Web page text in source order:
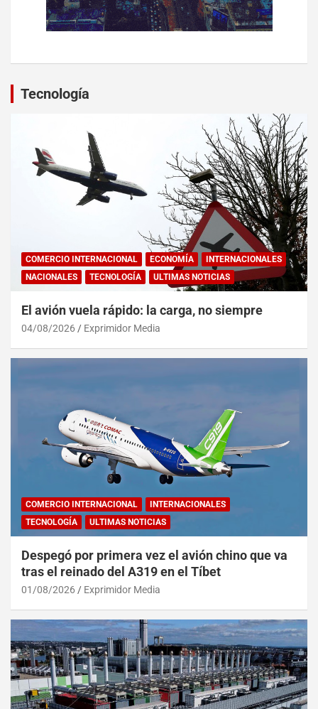
Tecnología
COMERCIO INTERNACIONAL ECONOMÍA
INTERNACIONALES
NACIONALES
TECNOLOGÍA ULTIMAS NOTICIAS
El avión vuela rápido: la carga, no siempre
04/08/2026 Exprimidor Media
COMERCIO INTERNACIONAL
INTERNACIONALES
TECNOLOGÍA
ULTIMAS NOTICIAS
Despegó por primera vez el avión chino que va
tras el reinado del A319 en el Tíbet
01/08/2026 Exprimidor Media